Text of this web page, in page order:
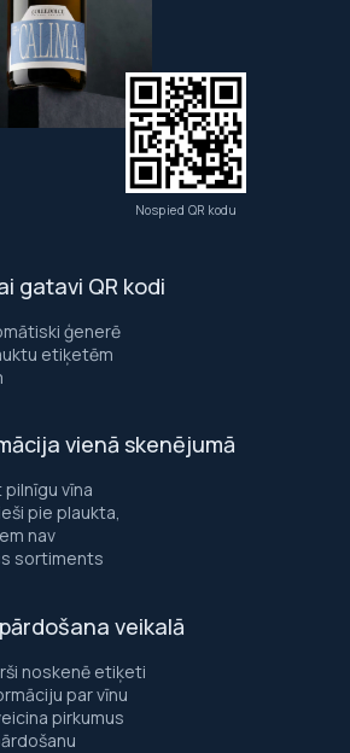
Nospied QR kodu
noskenē etiķeti
par vīnu
pirkumus
veikalā
vīna
pie plaukta,
nav
sortiments
vienā skenējumā
ģenerē
etiķetēm
gatavi QR kodi